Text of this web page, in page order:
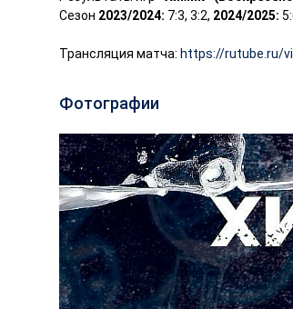
Сезон 2023/2024: 7:3, 3:2, 2024/2025:
Трансляция матча: https://rutube.ru/
Фотографии